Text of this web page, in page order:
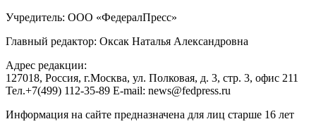
Учредитель: ООО «ФедералПресс»
Главный редактор: Оксак Наталья Александровна
Адрес редакции:
127018, Россия, г.Москва, ул. Полковая, д. 3, стр. 3, офис 211
Тел.+7(499) 112-35-89 E-mail: news@fedpress.ru
Информация на сайте предназначена для лиц старше 16 лет